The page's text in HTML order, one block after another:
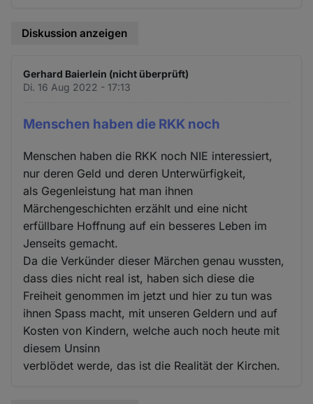
Diskussion anzeigen
Gerhard Baierlein (nicht überprüft)
Di. 16 Aug 2022 - 17:13
Menschen haben die RKK noch
Menschen haben die RKK noch NIE interessiert,
nur deren Geld und deren Unterwürfigkeit,
als Gegenleistung hat man ihnen
Märchengeschichten erzählt und eine nicht
erfüllbare Hoffnung auf ein besseres Leben im
Jenseits gemacht.
Da die Verkünder dieser Märchen genau wussten,
dass dies nicht real ist, haben sich diese die
Freiheit genommen im jetzt und hier zu tun was
ihnen Spass macht, mit unseren Geldern und auf
Kosten von Kindern, welche auch noch heute mit
diesem Unsinn
verblödet werde, das ist die Realität der Kirchen.